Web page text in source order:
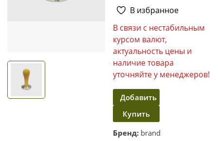
В избранное
В связи с нестабильным
курсом валют,
актуальность цены и
наличие товара
уточняйте у менеджеров!
Добавить
в
корзину
Купить
в один
Бренд: brand